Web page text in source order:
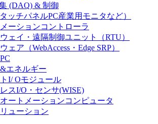
(DAQ) & 制御
ッチパネルPC産業用モニタなど）
ーションコントローラ
ェイ・遠隔制御ユニット（RTU）
ェア（WebAccess・Edge SRP）
エネルギー
I/ Oモジュール
スI/O・センサ(WISE)
ートメーションコンピュータ
ューション